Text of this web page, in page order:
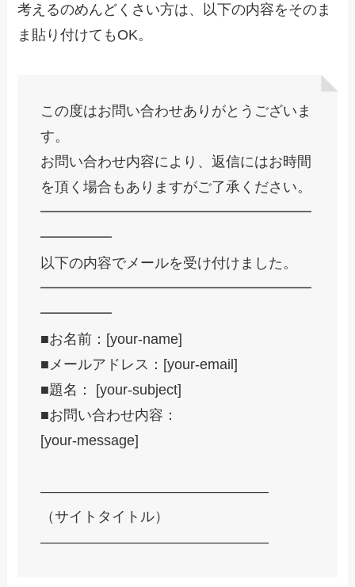
考えるのめんどくさい方は、以下の内容をそのま
ま貼り付けてもOK。
この度はお問い合わせありがとうございま
す。
お問い合わせ内容により、返信にはお時間
を頂く場合もありますがご了承ください。
━━━━━━━━━━━━━━━━━━━
━━━━━
以下の内容でメールを受け付けました。
━━━━━━━━━━━━━━━━━━━
━━━━━
■お名前：[your-name]
■メールアドレス：[your-email]
■題名： [your-subject]
■お問い合わせ内容：
[your-message]
————————————————
（サイトタイトル）
————————————————